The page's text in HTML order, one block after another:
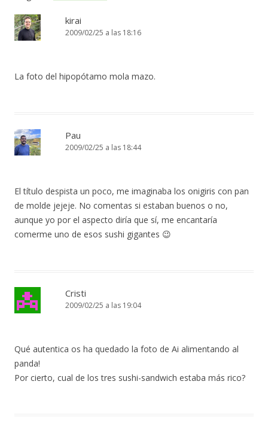
kirai
2009/02/25 a las 18:16
La foto del hipopótamo mola mazo.
Pau
2009/02/25 a las 18:44
El título despista un poco, me imaginaba los onigiris con pan
de molde jejeje. No comentas si estaban buenos o no,
aunque yo por el aspecto diría que sí, me encantaría
comerme uno de esos sushi gigantes 😉
Cristi
2009/02/25 a las 19:04
Qué autentica os ha quedado la foto de Ai alimentando al
panda!
Por cierto, cual de los tres sushi-sandwich estaba más rico?